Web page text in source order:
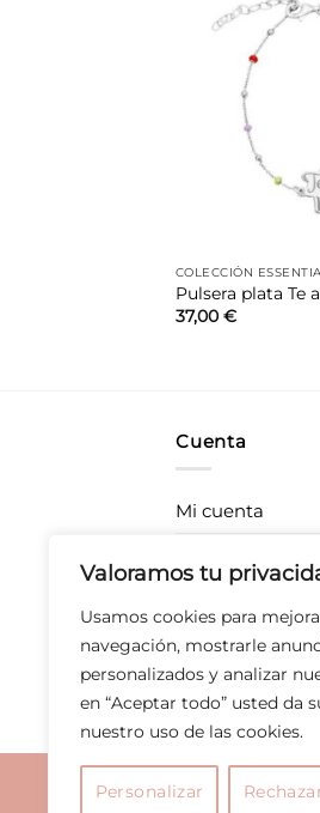
Valoramos tu
Usamos cookies para
navegación, mostrarle
personalizados y analizar
en “Aceptar todo” usted da
nuestro uso de las cookies.
Personalizar
COLECCIÓN
Pulsera plata Te
37,00 €
Cuenta
Mi cuenta
Devoluciones
Derecho de